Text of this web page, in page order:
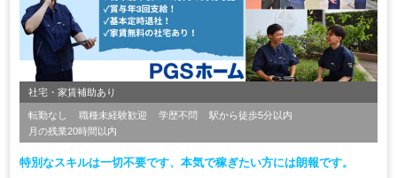
社宅・家賃補助あり
転勤なし 職種未経験歓迎 学歴不問
駅から徒歩5分以内
月の残業20時間以内
特別なスキルは一切不要です、本気で稼ぎたい方には朗報です。